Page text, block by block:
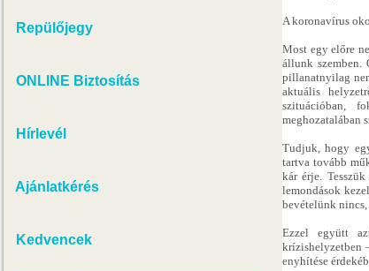
Repülőjegy
ONLINE Biztosítás
Hírlevél
Ajánlatkérés
Kedvencek
A koronavírus
Most egy előre
állunk szemben.
pillanatnyilag
aktuális
szituációban,
meghozatalában
Tudjuk, hogy
tartva tovább
kár érje.
lemondások
bevételünk
Ezzel együtt
krízishelyzetben
enyhítése